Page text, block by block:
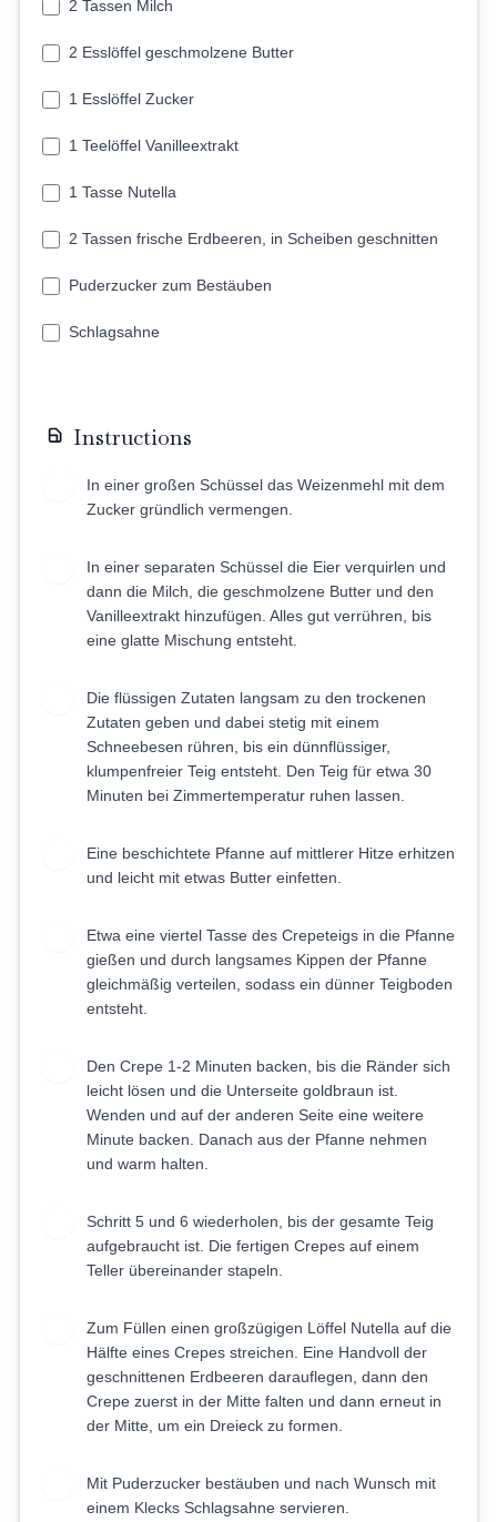
2 Tassen Milch
2 Esslöffel geschmolzene Butter
1 Esslöffel Zucker
1 Teelöffel Vanilleextrakt
1 Tasse Nutella
2 Tassen frische Erdbeeren, in Scheiben geschnitten
Puderzucker zum Bestäuben
Schlagsahne
Instructions
In einer großen Schüssel das Weizenmehl mit dem
Zucker gründlich vermengen.
In einer separaten Schüssel die Eier verquirlen und
dann die Milch, die geschmolzene Butter und den
Vanilleextrakt hinzufügen. Alles gut verrühren, bis
eine glatte Mischung entsteht.
Die flüssigen Zutaten langsam zu den trockenen
Zutaten geben und dabei stetig mit einem
Schneebesen rühren, bis ein dünnflüssiger,
klumpenfreier Teig entsteht. Den Teig für etwa 30
Minuten bei Zimmertemperatur ruhen lassen.
Eine beschichtete Pfanne auf mittlerer Hitze erhitzen
und leicht mit etwas Butter einfetten.
Etwa eine viertel Tasse des Crepeteigs in die Pfanne
gießen und durch langsames Kippen der Pfanne
gleichmäßig verteilen, sodass ein dünner Teigboden
entsteht.
Den Crepe 1-2 Minuten backen, bis die Ränder sich
leicht lösen und die Unterseite goldbraun ist.
Wenden und auf der anderen Seite eine weitere
Minute backen. Danach aus der Pfanne nehmen
und warm halten.
Schritt 5 und 6 wiederholen, bis der gesamte Teig
aufgebraucht ist. Die fertigen Crepes auf einem
Teller übereinander stapeln.
Zum Füllen einen großzügigen Löffel Nutella auf die
Hälfte eines Crepes streichen. Eine Handvoll der
geschnittenen Erdbeeren darauflegen, dann den
Crepe zuerst in der Mitte falten und dann erneut in
der Mitte, um ein Dreieck zu formen.
Mit Puderzucker bestäuben und nach Wunsch mit
einem Klecks Schlagsahne servieren.